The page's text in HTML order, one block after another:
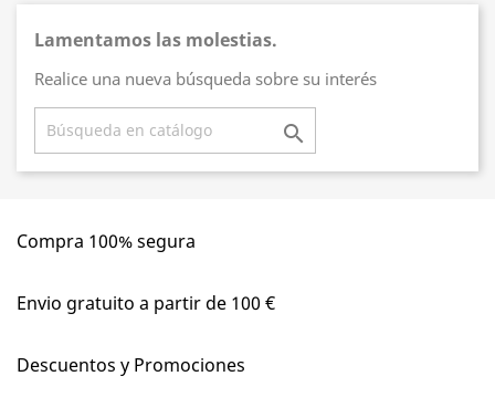
Lamentamos las molestias.
Realice una nueva búsqueda sobre su interés

Compra 100% segura
Envio gratuito a partir de 100 €
Descuentos y Promociones